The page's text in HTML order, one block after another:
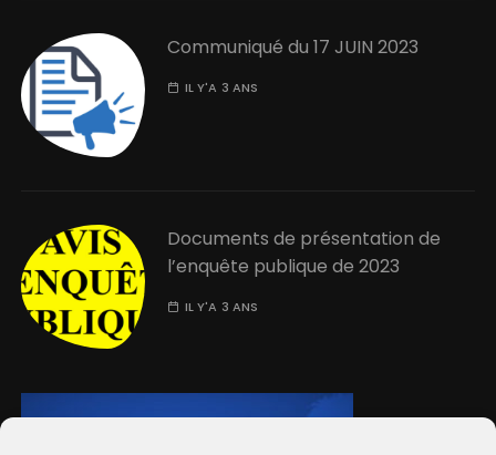
Communiqué du 17 JUIN 2023
IL Y'A 3 ANS
Documents de présentation de
l’enquête publique de 2023
IL Y'A 3 ANS